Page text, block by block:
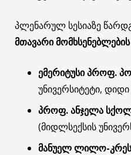
პლენარულ სესიაზე
მთავარი მომხსენებლების
ემერიტუსი პროფ.
უნივერსიტეტი,
პროფ. ანჯელა
(მიდლსექსის
მანუელ ლილო-